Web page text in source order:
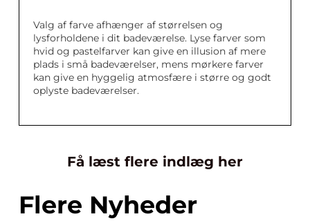
Valg af farve afhænger af størrelsen og
lysforholdene i dit badeværelse. Lyse farver som
hvid og pastelfarver kan give en illusion af mere
plads i små badeværelser, mens mørkere farver
kan give en hyggelig atmosfære i større og godt
oplyste badeværelser.
Få læst flere indlæg her
Flere Nyheder